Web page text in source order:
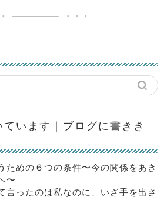
います｜ブログに書きき
ための６つの条件〜今の関係をあき
〜
言ったのは私なのに、いざ手を出さ